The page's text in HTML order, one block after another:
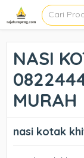
NASI
MURAH
nasi kotak